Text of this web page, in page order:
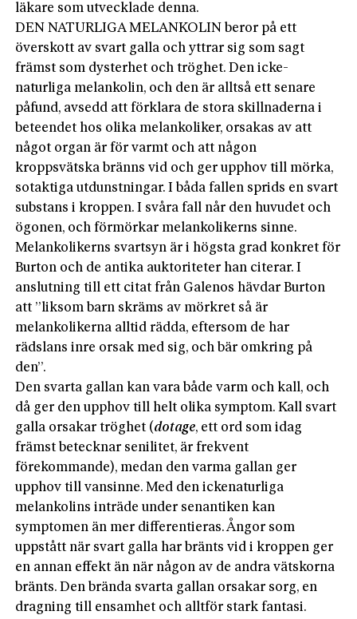
läkare som utvecklade denna.
DEN NATURLIGA MELANKOLIN beror på ett
överskott av svart galla och yttrar sig som sagt
främst som dysterhet och tröghet. Den icke-
naturliga melankolin, och den är alltså ett senare
påfund, avsedd att förklara de stora skillnaderna i
beteendet hos olika melankoliker, orsakas av att
något organ är för varmt och att någon
kroppsvätska bränns vid och ger upphov till mörka,
sotaktiga utdunstningar. I båda fallen sprids en svart
substans i kroppen. I svåra fall når den huvudet och
ögonen, och förmörkar melankolikerns sinne.
Melankolikerns svartsyn är i högsta grad konkret för
Burton och de antika auktoriteter han citerar. I
anslutning till ett citat från Galenos hävdar Burton
att ”liksom barn skräms av mörkret så är
melankolikerna alltid rädda, eftersom de har
rädslans inre orsak med sig, och bär omkring på
den”.
Den svarta gallan kan vara både varm och kall, och
då ger den upphov till helt olika symptom. Kall svart
galla orsakar tröghet (dotage, ett ord som idag
främst betecknar senilitet, är frekvent
förekommande), medan den varma gallan ger
upphov till vansinne. Med den icke­naturliga
melankolins inträde under senantiken kan
symptomen än mer differentieras. Ångor som
uppstått när svart galla har bränts vid i kroppen ger
en annan effekt än när någon av de andra vätskorna
bränts. Den brända svarta gallan orsakar sorg, en
dragning till ensamhet och alltför stark fantasi.